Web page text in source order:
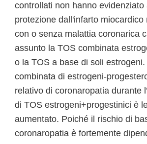
controllati non hanno evidenziato
protezione dall'infarto miocardico
con o senza malattia coronarica
assunto la TOS combinata
o la TOS a base di soli estrogeni.
combinata di estrogeni-
relativo di coronaropatia durante
di TOS estrogeni+progestinici è
aumentato. Poiché il rischio di
coronaropatia è fortemente